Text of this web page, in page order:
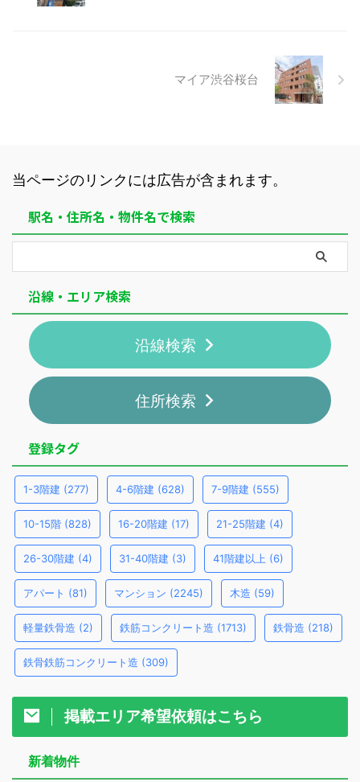
マイア渋谷桜台
当ページのリンクには広告が含まれます。
駅名・住所名・物件名で検索
沿線・エリア検索
沿線検索
住所検索
登録タグ
1-3階建 (277) 4-6階建 (628) 7-9階建 (555)
10-15階 (828) 16-20階建 (17) 21-25階建 (4)
26-30階建 (4) 31-40階建 (3) 41階建以上 (6)
アパート (81) マンション (2245) 木造 (59)
軽量鉄骨造 (2) 鉄筋コンクリート造 (1713) 鉄骨造 (218)
鉄骨鉄筋コンクリート造 (309)
掲載エリア希望依頼はこちら
新着物件